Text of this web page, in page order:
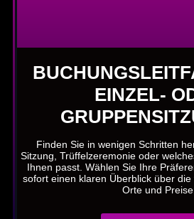
EINZEL-
Finden Sie in wenigen Schritten
Sitzung, Trüffelzeremonie oder
Ihnen passt. Wählen Sie Ihre
sofort einen klaren Überblick über die
Orte und Preise.